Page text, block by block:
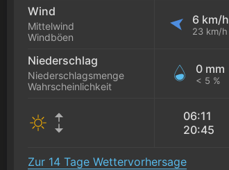
Wind
Mittelwind
Windböen
6 km/h
23 km/h
Niederschlag
Niederschlagsmenge
Wahrscheinlichkeit
0 mm
< 5 %
06:11
20:45
Zur 14 Tage Wettervorhersage